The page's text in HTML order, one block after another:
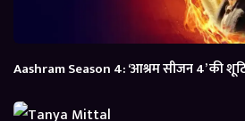
Aashram Season 4: ‘आश्रम सीजन 4’ की